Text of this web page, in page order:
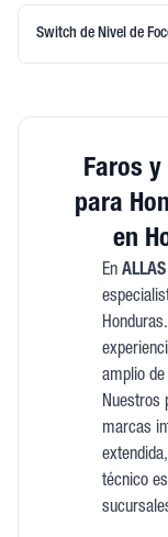
Switch de Nivel de
Faros
para
en
En ALLAS
amplio
Nuestros
marcas
técnico